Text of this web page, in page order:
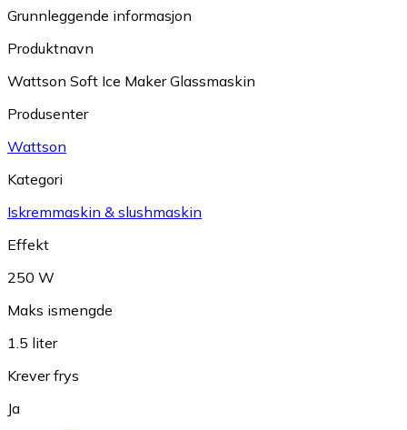
Grunnleggende informasjon
Produktnavn
Wattson Soft Ice Maker Glassmaskin
Produsenter
Wattson
Kategori
Iskremmaskin & slushmaskin
Effekt
250 W
Maks ismengde
1.5 liter
Krever frys
Ja